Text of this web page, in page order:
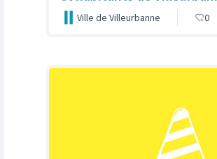
Ville de Villeurbanne 0